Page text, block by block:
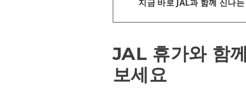
지금 바로 JAL과 함께 신나
JAL 휴가와 함
보세요